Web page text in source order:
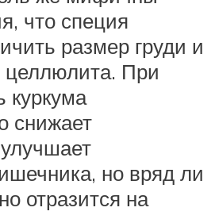
что специя
размер груди и
целлюлита. При
куркума
снижает
но вряд ли
отразится на